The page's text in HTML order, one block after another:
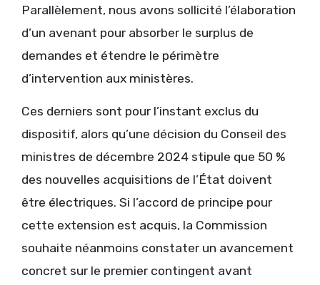
Parallèlement, nous avons sollicité l’élaboration
d’un avenant pour absorber le surplus de
demandes et étendre le périmètre
d’intervention aux ministères.
Ces derniers sont pour l’instant exclus du
dispositif, alors qu’une décision du Conseil des
ministres de décembre 2024 stipule que 50 %
des nouvelles acquisitions de l’État doivent
être électriques. Si l’accord de principe pour
cette extension est acquis, la Commission
souhaite néanmoins constater un avancement
concret sur le premier contingent avant